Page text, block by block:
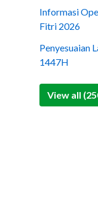
Informasi
Fitri 2026
Penyesuaian
1447H
View all